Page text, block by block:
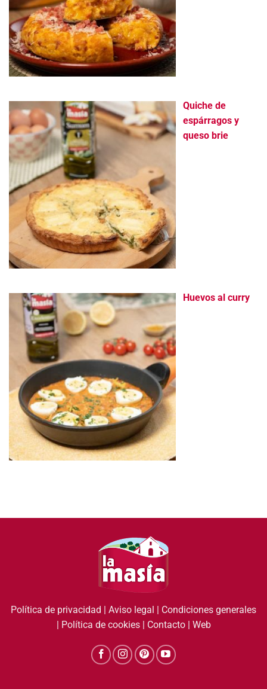
Quiche de
espárragos y
queso brie
Huevos al curry
Política de privacidad Aviso legal
Condiciones generales
Política de cookies| Contacto| Web